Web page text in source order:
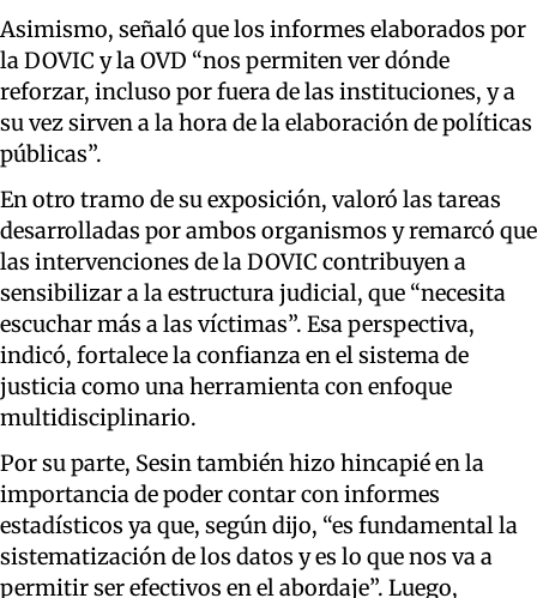
Asimismo, señaló que los informes elaborados por
la DOVIC y la OVD “nos permiten ver dónde
reforzar, incluso por fuera de las instituciones, y a
su vez sirven a la hora de la elaboración de políticas
públicas”.
En otro tramo de su exposición, valoró las tareas
desarrolladas por ambos organismos y remarcó que
las intervenciones de la DOVIC contribuyen a
sensibilizar a la estructura judicial, que “necesita
escuchar más a las víctimas”. Esa perspectiva,
indicó, fortalece la confianza en el sistema de
justicia como una herramienta con enfoque
multidisciplinario.
Por su parte, Sesin también hizo hincapié en la
importancia de poder contar con informes
estadísticos ya que, según dijo, “es fundamental la
sistematización de los datos y es lo que nos va a
permitir ser efectivos en el abordaje”. Luego,